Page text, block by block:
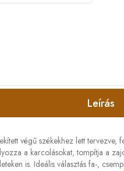
Leírás
végű székekhez lett tervezve,
a karcolásokat, tompítja a
is. Ideális választás fa-,